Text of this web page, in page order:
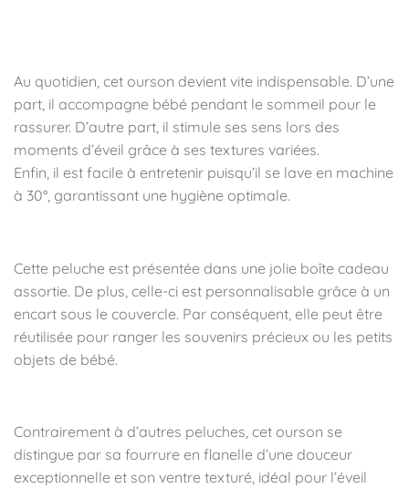
Au quotidien, cet ourson devient vite indispensable. D’une
part, il accompagne bébé pendant le sommeil pour le
rassurer. D’autre part, il stimule ses sens lors des
moments d’éveil grâce à ses textures variées.
Enfin, il est facile à entretenir puisqu’il se lave en machine
à 30°, garantissant une hygiène optimale.
Cette peluche est présentée dans une jolie boîte cadeau
assortie. De plus, celle-ci est personnalisable grâce à un
encart sous le couvercle. Par conséquent, elle peut être
réutilisée pour ranger les souvenirs précieux ou les petits
objets de bébé.
Contrairement à d’autres peluches, cet ourson se
distingue par sa fourrure en flanelle d’une douceur
exceptionnelle et son ventre texturé, idéal pour l’éveil